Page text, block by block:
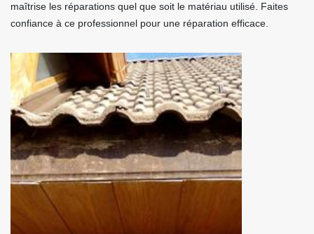
maîtrise les réparations quel que soit le matériau utilisé. Faites
confiance à ce professionnel pour une réparation efficace.